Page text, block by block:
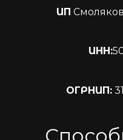
ИП
ИНН:
ОГРНИП: